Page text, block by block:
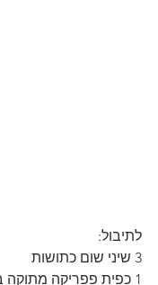
לתיבול:
3 שיני שום כתושות
1 כפית פפריקה מתוקה בשמן